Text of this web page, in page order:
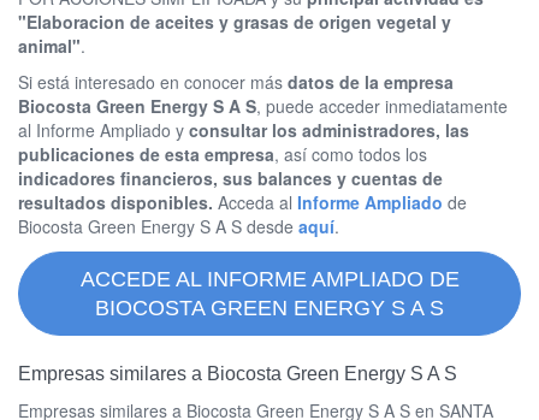
"Elaboracion de aceites y grasas de origen vegetal y
animal".
Si está interesado en conocer más datos de la empresa
Biocosta Green Energy S A S, puede acceder inmediatamente
al Informe Ampliado y consultar los administradores, las
publicaciones de esta empresa, así como todos los
indicadores financieros, sus balances y cuentas de
resultados disponibles. Acceda al Informe Ampliado de
Biocosta Green Energy S A S desde aquí.
ACCEDE AL INFORME AMPLIADO DE
BIOCOSTA GREEN ENERGY S A S
Empresas similares a Biocosta Green Energy S A S
Empresas similares a Biocosta Green Energy S A S en SANTA